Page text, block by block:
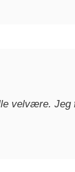
velvære. Jeg